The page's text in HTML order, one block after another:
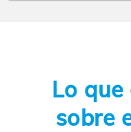
Lo que
sobre